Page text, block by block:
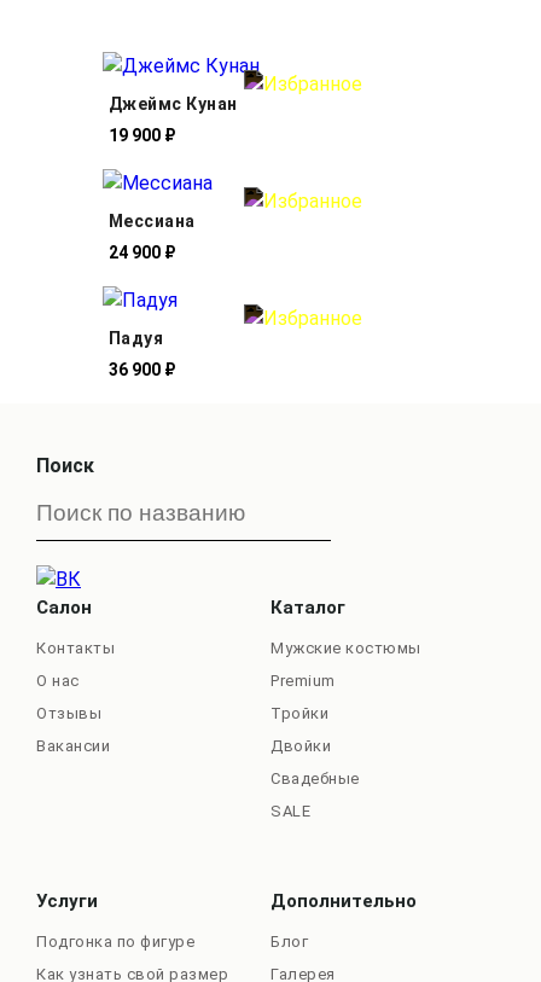
Джеймс Кунан
19 900 ₽
Мессиана
24 900 ₽
Падуя
36 900 ₽
Поиск
Салон
Контакты
О нас
Отзывы
Вакансии
Каталог
Мужские костюмы
Premium
Тройки
Двойки
Свадебные
SALE
Услуги
Подгонка по фигуре
Как узнать свой размер
Дополнительно
Блог
Галерея